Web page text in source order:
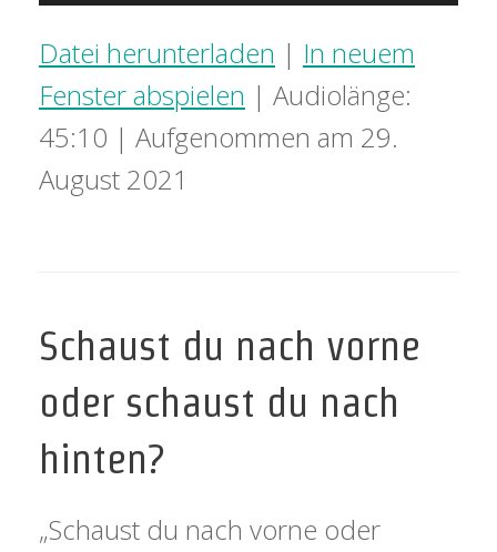
Datei herunterladen | In neuem
Fenster abspielen | Audiolänge:
45:10 | Aufgenommen am 29.
August 2021
Schaust du nach vorne
oder schaust du nach
hinten?
„Schaust du nach vorne oder